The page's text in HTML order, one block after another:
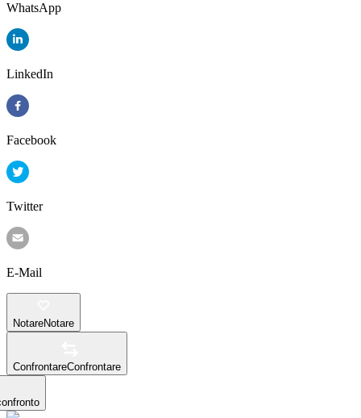
WhatsApp
LinkedIn
Facebook
Twitter
E-Mail
NotareNotare
ConfrontareConfrontare